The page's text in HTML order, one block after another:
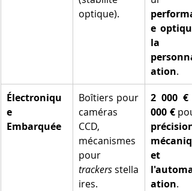
optique).
e
la
ation.
Électroniqu
e
Embarquée
Boîtiers pour
caméras
CCD,
mécanismes
trackers stella
ires.
2 000 €
000 €
précision
et
ation.